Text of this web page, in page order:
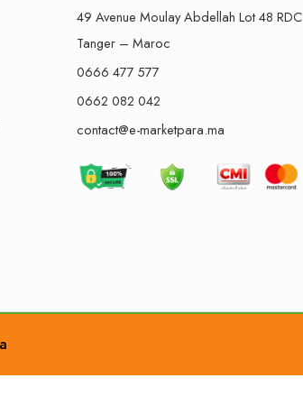
49 Avenue Moulay Abdellah Lot 48 RDC
Tanger – Maroc
0666 477 577
0662 082 042
contact@e-marketpara.ma